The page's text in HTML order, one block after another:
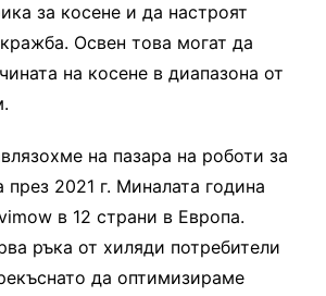
за косене и да настроят
Освен това могат да
на косене в диапазона от
на пазара на роботи за
през 2021 г. Миналата година
в 12 страни в Европа.
ръка от хиляди потребители
да оптимизираме